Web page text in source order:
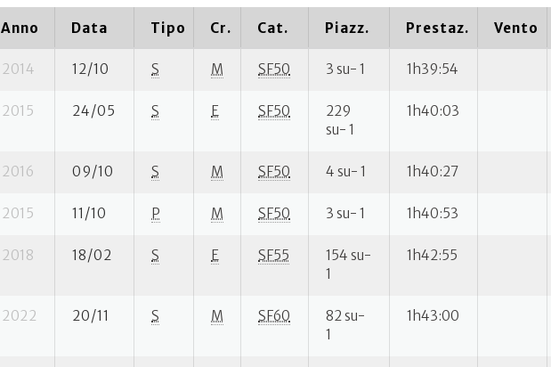
Anno Data Tipo Cr. Cat. Piazz. Prestaz. Vento
2014 12/10 S M SF50 3 su- 1 1h39:54
2015 24/05 S E SF50
229
su- 1
1h40:03
2016 09/10 S M SF50 4 su- 1 1h40:27
2015 11/10 P M SF50 3 su- 1 1h40:53
2018 18/02 S E SF55
154 su-
1
1h42:55
2022 20/11 S M SF60
82 su-
1
1h43:00